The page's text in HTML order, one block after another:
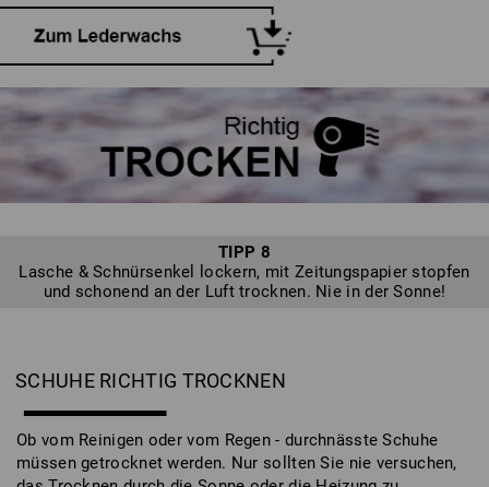
TIPP 8
Lasche & Schnürsenkel lockern, mit Zeitungspapier stopfen
und schonend an der Luft trocknen. Nie in der Sonne!
SCHUHE RICHTIG TROCKNEN
Ob vom Reinigen oder vom Regen - durchnässte Schuhe
müssen getrocknet werden. Nur sollten Sie nie versuchen,